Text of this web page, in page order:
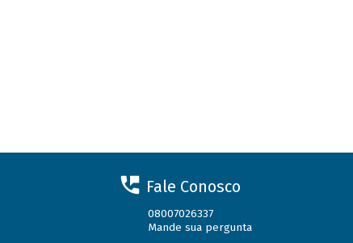
Fale Conosco
08007026337
Mande sua pergunta